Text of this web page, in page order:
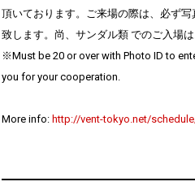
頂いております。ご来場の際は、必ず
致します。尚、サンダル類 でのご入場
※Must be 20 or over with Photo ID to
you for your cooperation.
More info: http://vent-tokyo.net/